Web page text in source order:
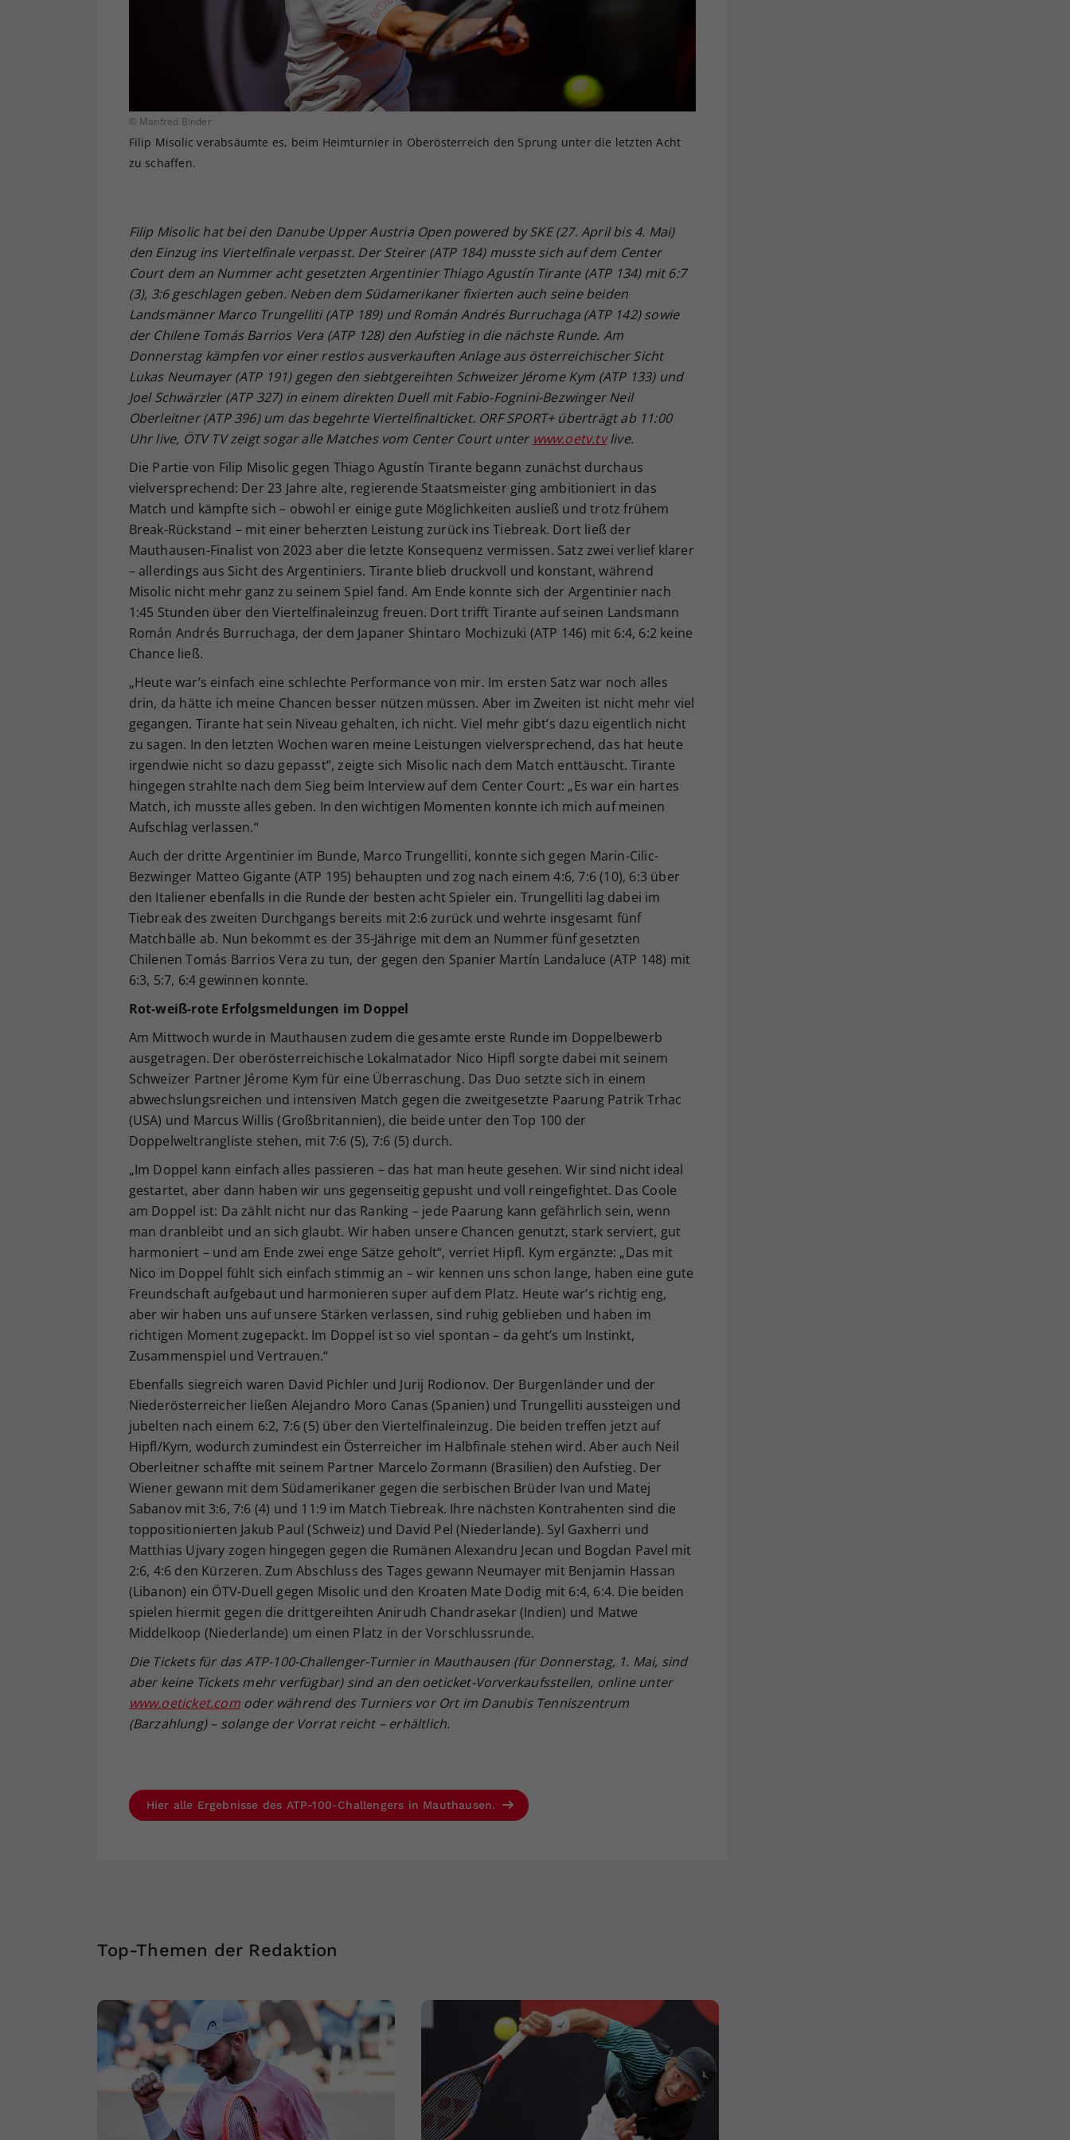
© Manfred Binder
Filip Misolic verabsäumte es, beim Heimturnier in Oberösterreich den Sprung unter die letzten Acht
zu schaffen.
Filip Misolic hat bei den Danube Upper Austria Open powered by SKE (27. April bis 4. Mai)
den Einzug ins Viertelfinale verpasst. Der Steirer (ATP 184) musste sich auf dem Center
Court dem an Nummer acht gesetzten Argentinier Thiago Agustín Tirante (ATP 134) mit 6:7
(3), 3:6 geschlagen geben. Neben dem Südamerikaner fixierten auch seine beiden
Landsmänner Marco Trungelliti (ATP 189) und Román Andrés Burruchaga (ATP 142) sowie
der Chilene Tomás Barrios Vera (ATP 128) den Aufstieg in die nächste Runde. Am
Donnerstag kämpfen vor einer restlos ausverkauften Anlage aus österreichischer Sicht
Lukas Neumayer (ATP 191) gegen den siebtgereihten Schweizer Jérome Kym (ATP 133) und
Joel Schwärzler (ATP 327) in einem direkten Duell mit Fabio-Fognini-Bezwinger Neil
Oberleitner (ATP 396) um das begehrte Viertelfinalticket. ORF SPORT+ überträgt ab 11:00
Uhr live, ÖTV TV zeigt sogar alle Matches vom Center Court unter www.oetv.tvlive.
Die Partie von Filip Misolic gegen Thiago Agustín Tirante begann zunächst durchaus
vielversprechend: Der 23 Jahre alte, regierende Staatsmeister ging ambitioniert in das
Match und kämpfte sich – obwohl er einige gute Möglichkeiten ausließ und trotz frühem
Break-Rückstand – mit einer beherzten Leistung zurück ins Tiebreak. Dort ließ der
Mauthausen-Finalist von 2023 aber die letzte Konsequenz vermissen. Satz zwei verlief klarer
– allerdings aus Sicht des Argentiniers. Tirante blieb druckvoll und konstant, während
Misolic nicht mehr ganz zu seinem Spiel fand. Am Ende konnte sich der Argentinier nach
1:45 Stunden über den Viertelfinaleinzug freuen. Dort trifft Tirante auf seinen Landsmann
Román Andrés Burruchaga, der dem Japaner Shintaro Mochizuki (ATP 146) mit 6:4, 6:2 keine
Chance ließ.
„Heute war’s einfach eine schlechte Performance von mir. Im ersten Satz war noch alles
drin, da hätte ich meine Chancen besser nützen müssen. Aber im Zweiten ist nicht mehr viel
gegangen. Tirante hat sein Niveau gehalten, ich nicht. Viel mehr gibt’s dazu eigentlich nicht
zu sagen. In den letzten Wochen waren meine Leistungen vielversprechend, das hat heute
irgendwie nicht so dazu gepasst“, zeigte sich Misolic nach dem Match enttäuscht. Tirante
hingegen strahlte nach dem Sieg beim Interview auf dem Center Court: „Es war ein hartes
Match, ich musste alles geben. In den wichtigen Momenten konnte ich mich auf meinen
Aufschlag verlassen.“
Auch der dritte Argentinier im Bunde, Marco Trungelliti, konnte sich gegen Marin-Cilic-
Bezwinger Matteo Gigante (ATP 195) behaupten und zog nach einem 4:6, 7:6 (10), 6:3 über
den Italiener ebenfalls in die Runde der besten acht Spieler ein. Trungelliti lag dabei im
Tiebreak des zweiten Durchgangs bereits mit 2:6 zurück und wehrte insgesamt fünf
Matchbälle ab. Nun bekommt es der 35-Jährige mit dem an Nummer fünf gesetzten
Chilenen Tomás Barrios Vera zu tun, der gegen den Spanier Martín Landaluce (ATP 148) mit
6:3, 5:7, 6:4 gewinnen konnte.
Rot-weiß-rote Erfolgsmeldungen im Doppel
Am Mittwoch wurde in Mauthausen zudem die gesamte erste Runde im Doppelbewerb
ausgetragen. Der oberösterreichische Lokalmatador Nico Hipfl sorgte dabei mit seinem
Schweizer Partner Jérome Kym für eine Überraschung. Das Duo setzte sich in einem
abwechslungsreichen und intensiven Match gegen die zweitgesetzte Paarung Patrik Trhac
(USA) und Marcus Willis (Großbritannien), die beide unter den Top 100 der
Doppelweltrangliste stehen, mit 7:6 (5), 7:6 (5) durch.
„Im Doppel kann einfach alles passieren – das hat man heute gesehen. Wir sind nicht ideal
gestartet, aber dann haben wir uns gegenseitig gepusht und voll reingefightet. Das Coole
am Doppel ist: Da zählt nicht nur das Ranking – jede Paarung kann gefährlich sein, wenn
man dranbleibt und an sich glaubt. Wir haben unsere Chancen genutzt, stark serviert, gut
harmoniert – und am Ende zwei enge Sätze geholt“, verriet Hipfl. Kym ergänzte: „Das mit
Nico im Doppel fühlt sich einfach stimmig an – wir kennen uns schon lange, haben eine gute
Freundschaft aufgebaut und harmonieren super auf dem Platz. Heute war’s richtig eng,
aber wir haben uns auf unsere Stärken verlassen, sind ruhig geblieben und haben im
richtigen Moment zugepackt. Im Doppel ist so viel spontan – da geht’s um Instinkt,
Zusammenspiel und Vertrauen.“
Ebenfalls siegreich waren David Pichler und Jurij Rodionov. Der Burgenländer und der
Niederösterreicher ließen Alejandro Moro Canas (Spanien) und Trungelliti aussteigen und
jubelten nach einem 6:2, 7:6 (5) über den Viertelfinaleinzug. Die beiden treffen jetzt auf
Hipfl/Kym, wodurch zumindest ein Österreicher im Halbfinale stehen wird. Aber auch Neil
Oberleitner schaffte mit seinem Partner Marcelo Zormann (Brasilien) den Aufstieg. Der
Wiener gewann mit dem Südamerikaner gegen die serbischen Brüder Ivan und Matej
Sabanov mit 3:6, 7:6 (4) und 11:9 im Match Tiebreak. Ihre nächsten Kontrahenten sind die
toppositionierten Jakub Paul (Schweiz) und David Pel (Niederlande). Syl Gaxherri und
Matthias Ujvary zogen hingegen gegen die Rumänen Alexandru Jecan und Bogdan Pavel mit
2:6, 4:6 den Kürzeren. Zum Abschluss des Tages gewann Neumayer mit Benjamin Hassan
(Libanon) ein ÖTV-Duell gegen Misolic und den Kroaten Mate Dodig mit 6:4, 6:4. Die beiden
spielen hiermit gegen die drittgereihten Anirudh Chandrasekar (Indien) und Matwe
Middelkoop (Niederlande) um einen Platz in der Vorschlussrunde.
Die Tickets für das ATP-100-Challenger-Turnier in Mauthausen (für Donnerstag, 1. Mai, sind
aber keine Tickets mehr verfügbar) sind an den oeticket-Vorverkaufsstellen, online unter
www.oeticket.comoder während des Turniers vor Ort im Danubis Tenniszentrum
(Barzahlung) – solange der Vorrat reicht – erhältlich.
Hier alle Ergebnisse des ATP-100-Challengers in Mauthausen.
Top-Themen der Redaktion
Ihrer vorgenommen Einstellungen, falls der
Webseiten-Betreiber dies eingestellt hat.